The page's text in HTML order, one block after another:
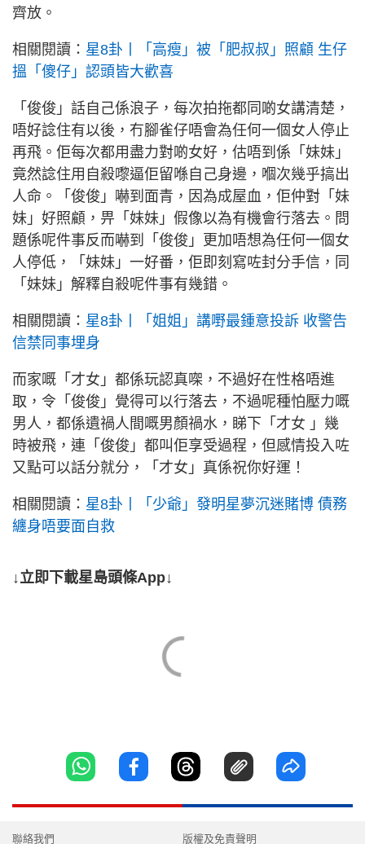
齊放。
相關閱讀： 星8卦丨「高瘦」被「肥叔叔」照顧 生仔
搵「傻仔」認頭皆大歡喜
「俊俊」話自己係浪子，每次拍拖都同啲女講清楚，
唔好諗住有以後，冇腳雀仔唔會為任何一個女人停止
再飛。佢每次都用盡力對啲女好，估唔到係「妹妹」
竟然諗住用自殺嚟逼佢留喺自己身邊，嗰次幾乎搞出
人命。「俊俊」嚇到面青，因為成屋血，佢仲對「妹
妹」好照顧，畀「妹妹」假像以為有機會行落去。問
題係呢件事反而嚇到「俊俊」更加唔想為任何一個女
人停低，「妹妹」一好番，佢即刻寫咗封分手信，同
「妹妹」解釋自殺呢件事有幾錯。
相關閱讀： 星8卦丨「姐姐」講嘢最鍾意投訴 收警告
信禁同事埋身
而家嘅「才女」都係玩認真㗎，不過好在性格唔進
取，令「俊俊」覺得可以行落去，不過呢種怕壓力嘅
男人，都係遺禍人間嘅男顏禍水，睇下「才女 」幾
時被飛，連「俊俊」都叫佢享受過程，但感情投入咗
又點可以話分就分，「才女」真係祝你好運！
相關閱讀： 星8卦丨「少爺」發明星夢沉迷賭博 債務
纏身唔要面自救
↓立即下載星島頭條App↓
聯絡我們 版權及免責聲明